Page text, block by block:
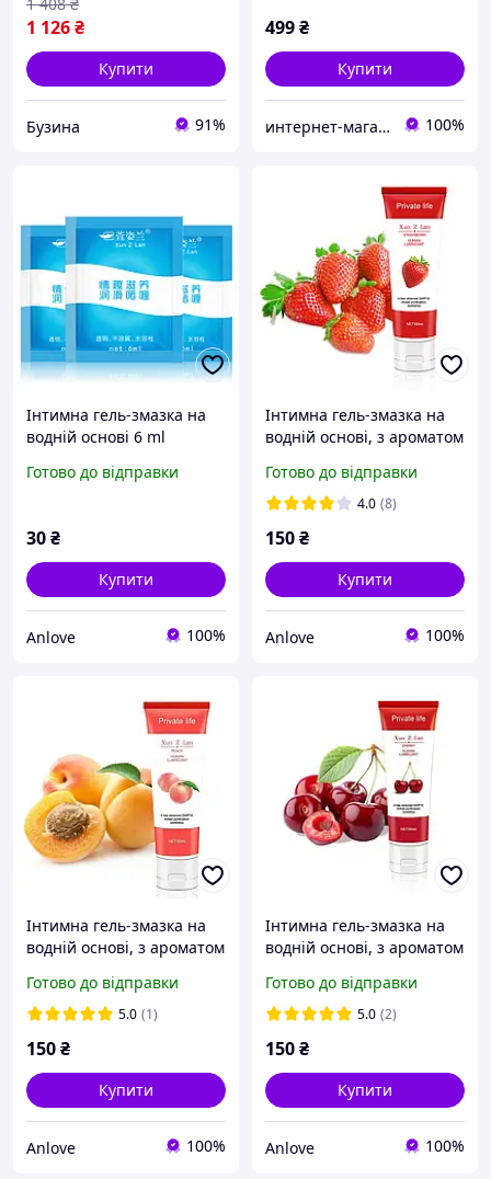
1 126₴
Купити
Бузина 91%
499₴
Купити
интернет-магазин "ВСЕ ЛУЧШЕЕ ЛЮДЯМ" 100%
Інтимна гель-змазка на
водній основі 6 ml
Готово до відправки
30₴
Купити
Anlove 100%
Інтимна гель-змазка на
водній основі, з ароматом
(лубрикант)
Готово до відправки
4.0 (8)
150₴
Купити
Anlove 100%
Інтимна гель-змазка на
водній основі, з ароматом
Готово до відправки
5.0 (1)
150₴
Купити
Anlove 100%
Інтимна гель-змазка на
водній основі, з ароматом
Готово до відправки
5.0 (2)
150₴
Купити
Anlove 100%